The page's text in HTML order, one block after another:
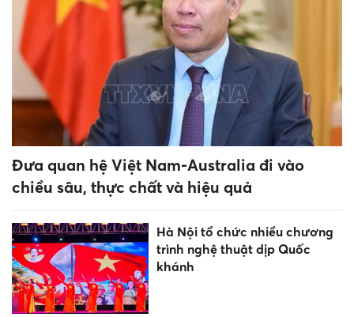
Đưa quan hệ Việt Nam-Australia đi vào
chiều sâu, thực chất và hiệu quả
Hà Nội tổ chức nhiều chương
trình nghệ thuật dịp Quốc
khánh